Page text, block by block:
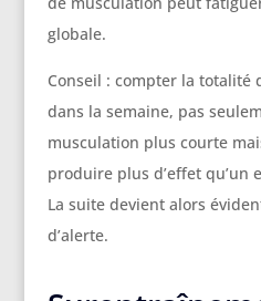
globale.
Conseil : compter la totalité
dans la semaine, pas
musculation plus courte
produire plus d’effet qu’un
La suite devient alors
d’alerte.